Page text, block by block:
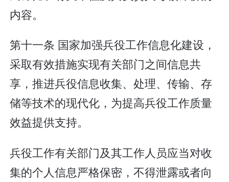
内容。
第十一条 国家加强兵役工作信息化建设，
采取有效措施实现有关部门之间信息共
享，推进兵役信息收集、处理、传输、存
储等技术的现代化，为提高兵役工作质量
效益提供支持。
兵役工作有关部门及其工作人员应当对收
集的个人信息严格保密，不得泄露或者向